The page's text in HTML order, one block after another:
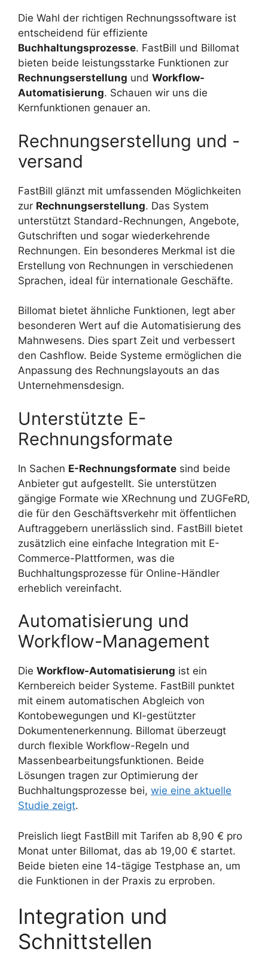
Die Wahl der richtigen Rechnungssoftware ist
entscheidend für effiziente
Buchhaltungsprozesse. FastBill und Billomat
bieten beide leistungsstarke Funktionen zur
Rechnungserstellung und Workflow-
Automatisierung. Schauen wir uns die
Kernfunktionen genauer an.
Rechnungserstellung und -
versand
FastBill glänzt mit umfassenden Möglichkeiten
zur Rechnungserstellung. Das System
unterstützt Standard-Rechnungen, Angebote,
Gutschriften und sogar wiederkehrende
Rechnungen. Ein besonderes Merkmal ist die
Erstellung von Rechnungen in verschiedenen
Sprachen, ideal für internationale Geschäfte.
Billomat bietet ähnliche Funktionen, legt aber
besonderen Wert auf die Automatisierung des
Mahnwesens. Dies spart Zeit und verbessert
den Cashflow. Beide Systeme ermöglichen die
Anpassung des Rechnungslayouts an das
Unternehmensdesign.
Unterstützte E-
Rechnungsformate
In Sachen E-Rechnungsformate sind beide
Anbieter gut aufgestellt. Sie unterstützen
gängige Formate wie XRechnung und ZUGFeRD,
die für den Geschäftsverkehr mit öffentlichen
Auftraggebern unerlässlich sind. FastBill bietet
zusätzlich eine einfache Integration mit E-
Commerce-Plattformen, was die
Buchhaltungsprozesse für Online-Händler
erheblich vereinfacht.
Automatisierung und
Workflow-Management
Die Workflow-Automatisierung ist ein
Kernbereich beider Systeme. FastBill punktet
mit einem automatischen Abgleich von
Kontobewegungen und KI-gestützter
Dokumentenerkennung. Billomat überzeugt
durch flexible Workflow-Regeln und
Massenbearbeitungsfunktionen. Beide
Lösungen tragen zur Optimierung der
Buchhaltungsprozesse bei, wie eine aktuelle
Studie zeigt.
Preislich liegt FastBill mit Tarifen ab 8,90 € pro
Monat unter Billomat, das ab 19,00 € startet.
Beide bieten eine 14-tägige Testphase an, um
die Funktionen in der Praxis zu erproben.
Integration und
Schnittstellen